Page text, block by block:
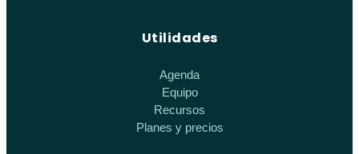
Utilidades
Agenda
Equipo
Recursos
Planes y precios